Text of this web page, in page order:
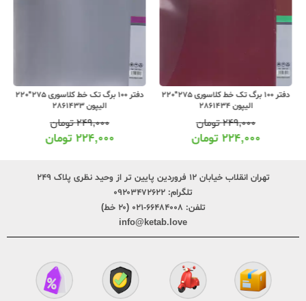
دفتر 100 برگ تک خط کلاسوری 275*220
الیپون 2861434
۲۴۹,۰۰۰تومان
۲۲۴,۰۰۰ تومان
دفتر 100 برگ تک خط کلاسوری 275*220
الیپون 2861433
۲۴۹,۰۰۰تومان
۲۲۴,۰۰۰ تومان
تهران انقلاب خیابان ۱۲ فروردین پایین تر از وحید نظری پلاک ۲۴۹
تلگرام: ۰۹۲۰۳۴۷۲۶۲۲
تلفن: ۶۶۴۸۴۰۰۸-۰۲۱ (۲۰ خط)
info@ketab.love